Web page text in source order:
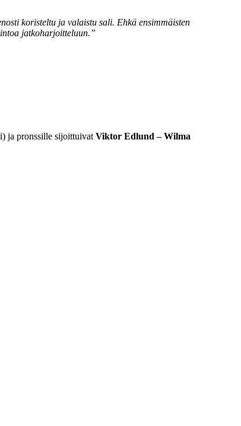
koristeltu ja valaistu sali. Ehkä ensimmäisten
jatkoharjoitteluun.”
ja pronssille sijoittuivat Viktor Edlund –Wilma